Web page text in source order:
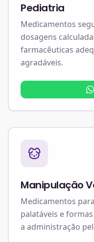
Pediatria
Medicamentos
dosagens
farmacêuticas
agradáveis.
Manipulação
Medicamentos
palatáveis e
a administração